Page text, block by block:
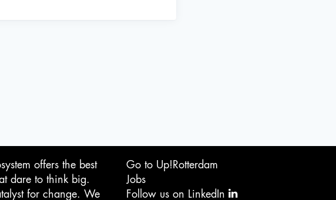
offers the best
dare to think big.
for change. We
Go to Up!Rotterdam
Jobs
Follow us on LinkedIn